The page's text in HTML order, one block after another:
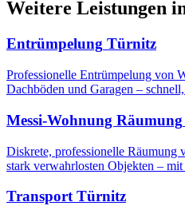
Weitere Leistungen
Entrümpelung Türnitz
Professionelle Entrümpelung von
Dachböden und Garagen –
Messi-Wohnung Räumung
Diskrete, professionelle Räumung
stark verwahrlosten Objekten –
Transport Türnitz